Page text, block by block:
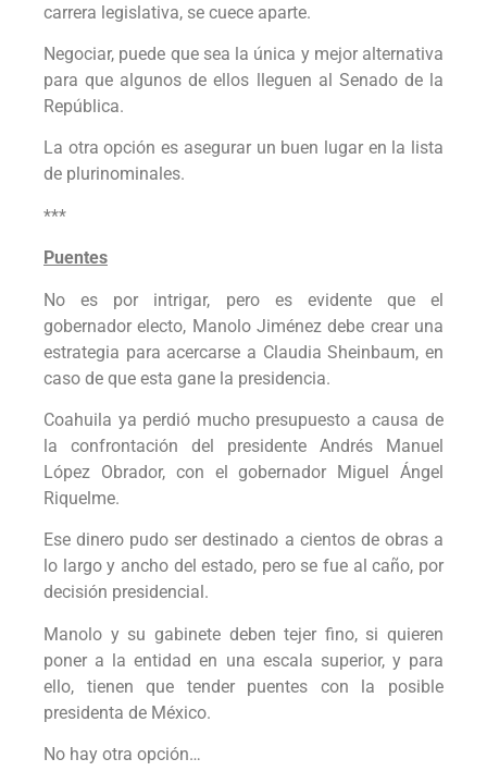
carrera legislativa, se cuece aparte.
Negociar, puede que sea la única y mejor alternativa
para que algunos de ellos lleguen al Senado de la
República.
La otra opción es asegurar un buen lugar en la lista
de plurinominales.
***
Puentes
No es por intrigar, pero es evidente que el
gobernador electo, Manolo Jiménez debe crear una
estrategia para acercarse a Claudia Sheinbaum, en
caso de que esta gane la presidencia.
Coahuila ya perdió mucho presupuesto a causa de
la confrontación del presidente Andrés Manuel
López Obrador, con el gobernador Miguel Ángel
Riquelme.
Ese dinero pudo ser destinado a cientos de obras a
lo largo y ancho del estado, pero se fue al caño, por
decisión presidencial.
Manolo y su gabinete deben tejer fino, si quieren
poner a la entidad en una escala superior, y para
ello, tienen que tender puentes con la posible
presidenta de México.
No hay otra opción…